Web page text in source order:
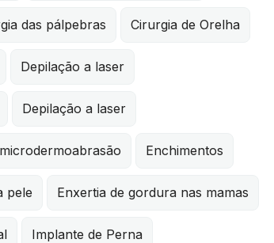
das pálpebras Cirurgia de Orelha
Depilação a laser
Depilação a laser
Enchimentos
pele Enxertia de gordura nas mamas
Implante de Perna